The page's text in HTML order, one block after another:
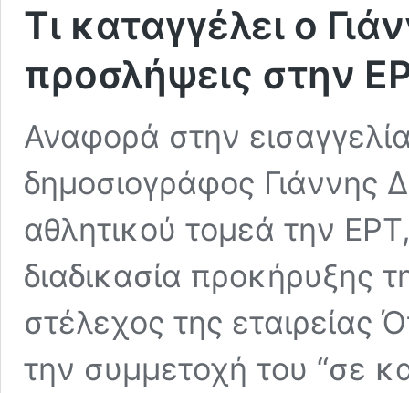
Τι καταγγέλει ο
προσλήψεις στην
Αναφορά στην
δημοσιογράφος
αθλητικού τομεά την
διαδικασία προκήρυξης
στέλεχος της εταιρείας
την συμμετοχή του “σε